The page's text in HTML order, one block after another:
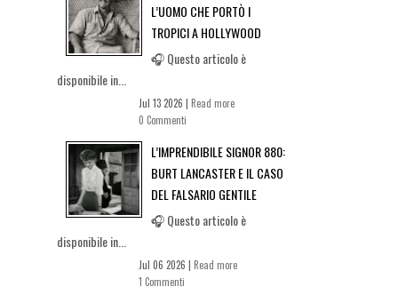
L’UOMO CHE PORTÒ I
TROPICI A HOLLYWOOD
🎧 Questo articolo è
disponibile in...
Jul 13 2026 | Read more
0 Commenti
L’IMPRENDIBILE SIGNOR 880:
BURT LANCASTER E IL CASO
DEL FALSARIO GENTILE
🎧 Questo articolo è
disponibile in...
Jul 06 2026 | Read more
1 Commenti